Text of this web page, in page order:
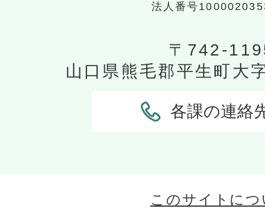
法人番号
〒742-
山口県熊毛郡平生町大
各課の連絡
このサイトに